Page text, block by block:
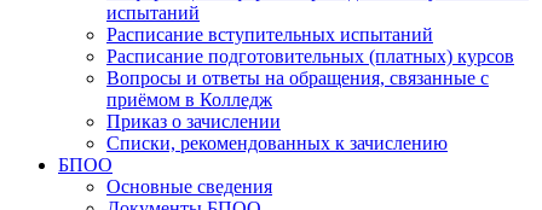
испытаний
Расписание вступительных испытаний
Расписание подготовительных (платных) курсов
Вопросы и ответы на обращения, связанные с
приёмом в Колледж
Приказ о зачислении
Списки, рекомендованных к зачислению
БПОО
Основные сведения